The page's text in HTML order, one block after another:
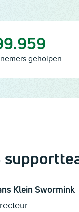
geholpen
Klein Swormink